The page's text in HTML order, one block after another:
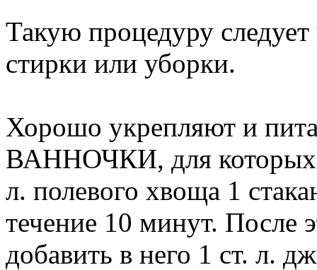
Такую процедуру
стирки или уборки.
Хорошо укрепляют и
ВАННОЧКИ, для которых
л. полевого хвоща 1
течение 10 минут. После
добавить в него 1 ст. л.